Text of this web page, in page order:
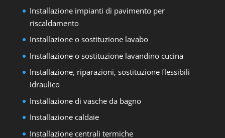
Installazione impianti di pavimento per
riscaldamento
Installazione o sostituzione lavabo
Installazione o sostituzione lavandino cucina
Installazione, riparazioni, sostituzione flessibili
idraulico
Installazione di vasche da bagno
Installazione caldaie
Installazione centrali termiche